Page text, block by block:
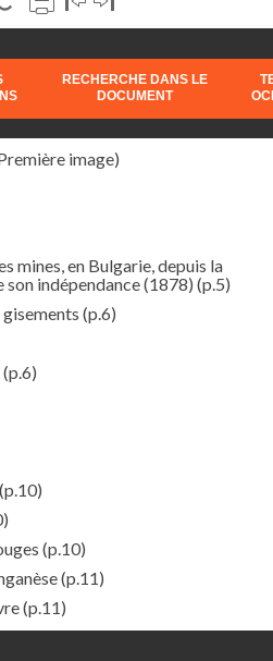
RECHERCHE DANS LE
DOCUMENT
image)
mines, en Bulgarie, depuis la
indépendance (1878) (p.5)
(p.6)
(p.6)
(p.10)
(p.10)
(p.11)
(p.11)
(p.12)